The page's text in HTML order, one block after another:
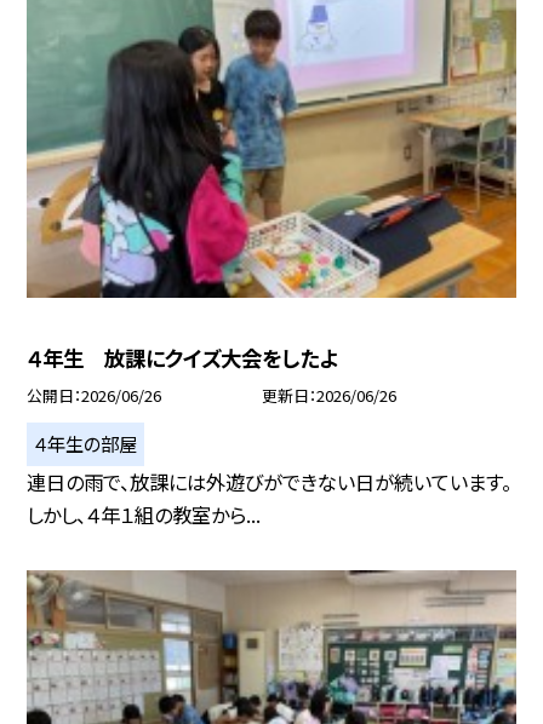
４年生 放課にクイズ大会をしたよ
公開日 2026/06/26 更新日 2026/06/26
４年生の部屋
連日の雨で、放課には外遊びができない日が続いています。
しかし、４年１組の教室から...